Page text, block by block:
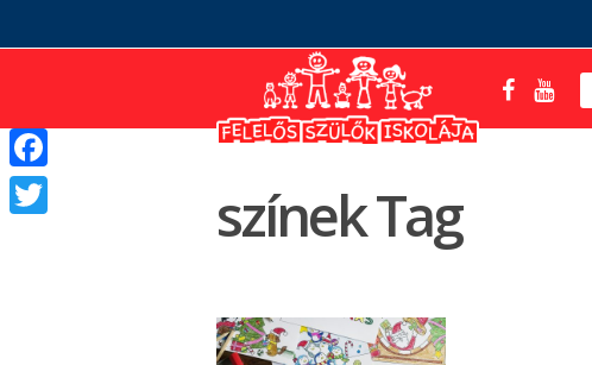
színek Tag
Facebook